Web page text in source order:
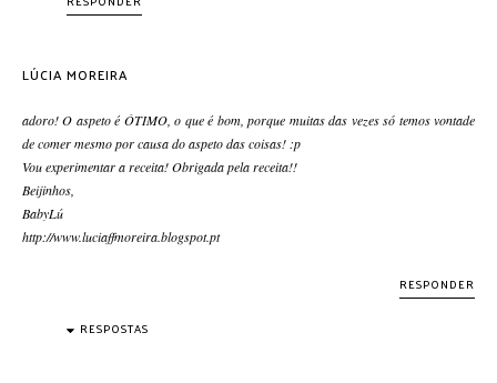
LÚCIA MOREIRA
adoro! O aspeto é ÓTIMO, o que é bom, porque muitas das vezes só temos vontade
de comer mesmo por causa do aspeto das coisas! :p
Vou experimentar a receita! Obrigada pela receita!!
Beijinhos,
BabyLú
http://www.luciaffmoreira.blogspot.pt
RESPONDER
RESPOSTAS